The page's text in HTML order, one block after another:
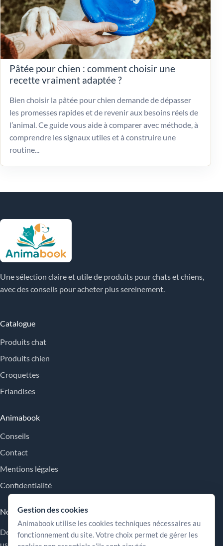
Pâtée pour chien : comment choisir une
recette vraiment adaptée ?
Bien choisir la pâtée pour chien demande de dépasser
les promesses rapides et de revenir aux besoins réels de
l’animal. Ce guide vous aide à comparer avec méthode, à
comprendre les signaux utiles et à construire une
routine...
Une sélection claire et utile de produits pour chats et chiens,
avec des conseils pour acheter plus sereinement.
Catalogue
Produits chat
Produits chien
Croquettes
Friandises
Animabook
Conseils
Contact
Mentions légales
Confidentialité
Nos engagements
Des repères simples pour comparer les offres, comprendre les
usages et choisir plus sereinement.
Gestion des cookies
Animabook utilise les cookies techniques nécessaires au
fonctionnement du site. Votre choix permet de gérer les